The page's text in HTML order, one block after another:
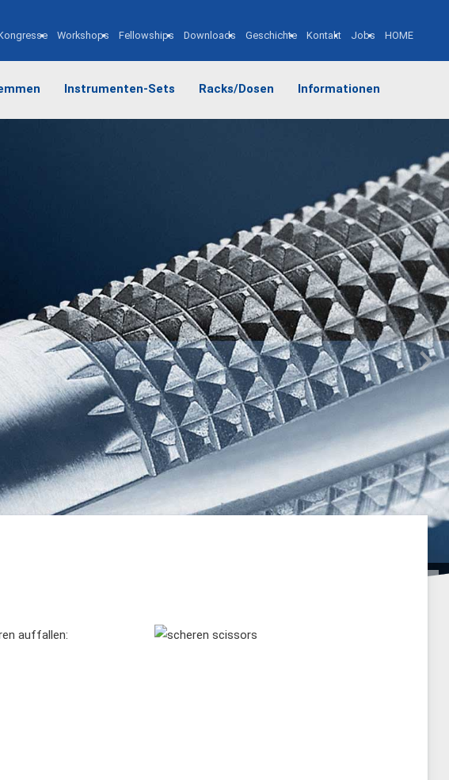
Workshops Fellowships Downloads Geschichte Kontakt Jobs HOME
Instrumenten-Sets Racks/Dosen Informationen
auffallen: